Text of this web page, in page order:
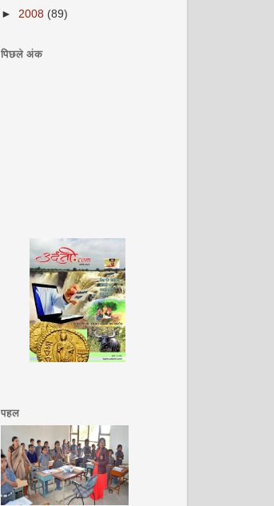
► 2008 (89)
पिछले अंक
अगस्त 2008
पहल